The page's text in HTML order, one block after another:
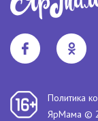
Политика
ЯрМама ©